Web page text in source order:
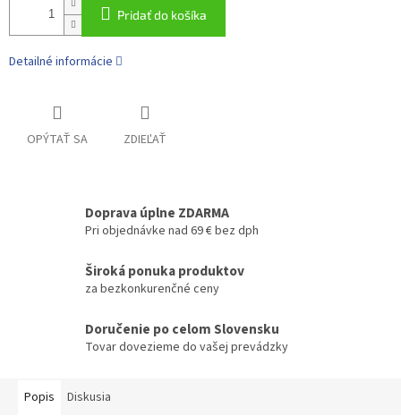
Pridať do košíka
Detailné informácie
OPÝTAŤ SA ZDIEĽAŤ
Doprava úplne ZDARMA
Pri objednávke nad 69 € bez dph
Široká ponuka produktov
za bezkonkurenčné ceny
Doručenie po celom Slovensku
Tovar dovezieme do vašej prevádzky
Popis Diskusia